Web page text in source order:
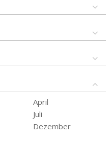
April
Juli
Dezember